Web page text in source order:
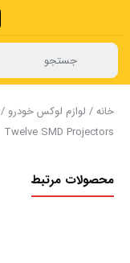
خانه/ لوازم لوکس خودرو /
Twelve SMD Projectors
محصولات مرتبط